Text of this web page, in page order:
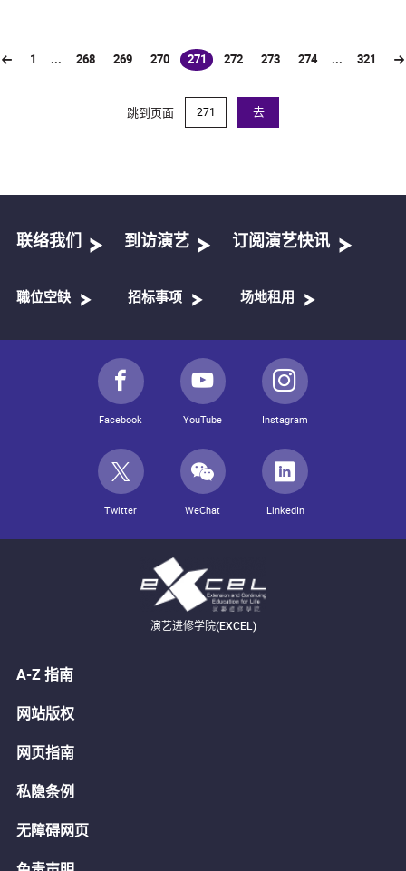
1 ... 268 269 270 271
(current)272 273 274 ... 321
跳到页面 去
联络我们 到访演艺 订阅演艺快讯
職位空缺 招标事项 场地租用
Facebook YouTube Instagram
Twitter WeChat LinkedIn
演艺进修学院(EXCEL)
A-Z 指南
网站版权
网页指南
私隐条例
无障碍网页